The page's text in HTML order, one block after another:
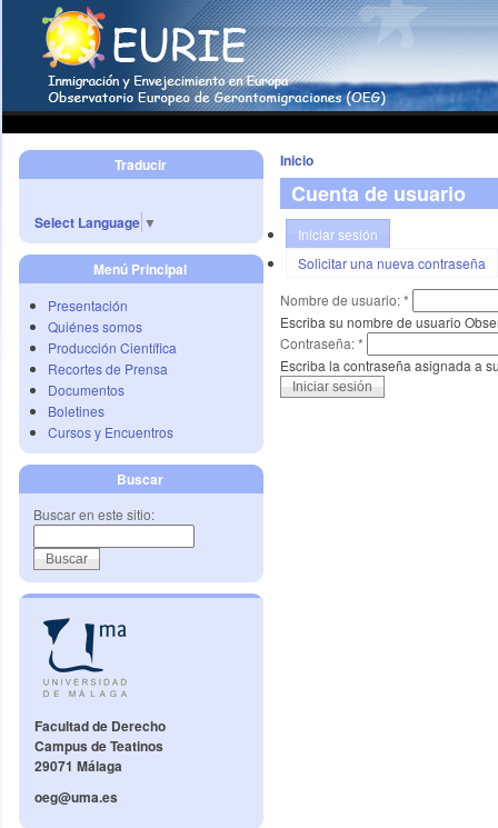
Traducir
Select Language ▼
Menú Principal
Presentación
Quiénes somos
Producción Científica
Recortes de Prensa
Documentos
Boletines
Cursos y Encuentros
Buscar
Buscar en este sitio:
Facultad de Derecho
Campus de Teatinos
29071 Málaga
oeg@uma.es
Inicio
Cuenta de usuario
Iniciar sesión
Solicitar una nueva contraseña
Nombre de usuario:*
Escriba su nombre de usuario
Contraseña:*
Escriba la contraseña asignada a